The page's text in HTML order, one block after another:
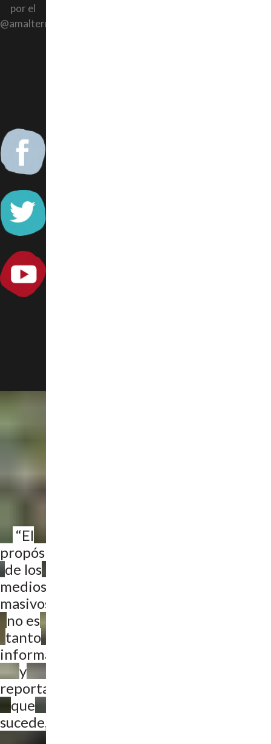
por el
@amalternativos.
“El
propósito
de los
medios
masivos...
no es
tanto
informar
y
reportar lo
que
sucede,